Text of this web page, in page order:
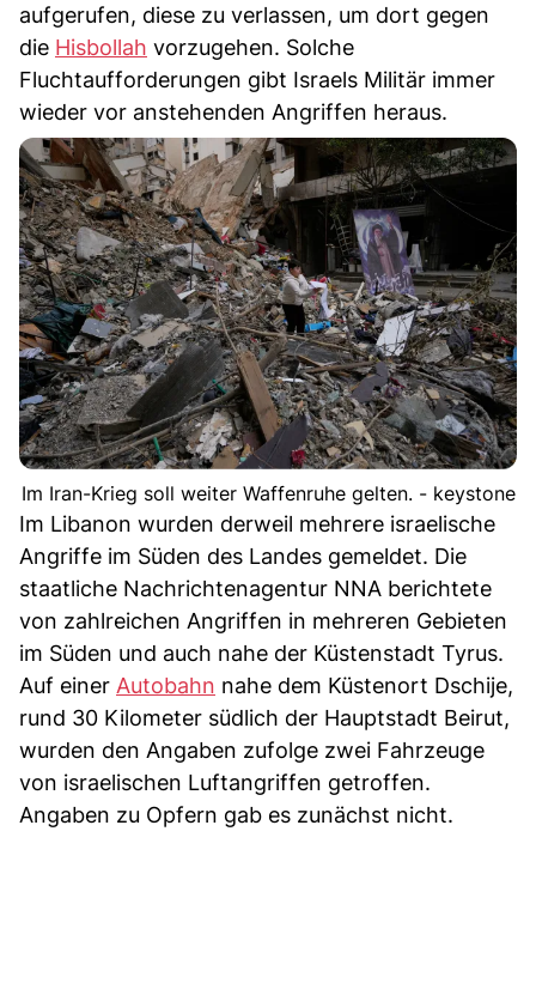
aufgerufen, diese zu verlassen, um dort gegen
die Hisbollah vorzugehen. Solche
Fluchtaufforderungen gibt Israels Militär immer
wieder vor anstehenden Angriffen heraus.
Im Iran-Krieg soll weiter Waffenruhe gelten. - keystone
Im Libanon wurden derweil mehrere israelische
Angriffe im Süden des Landes gemeldet. Die
staatliche Nachrichtenagentur NNA berichtete
von zahlreichen Angriffen in mehreren Gebieten
im Süden und auch nahe der Küstenstadt Tyrus.
Auf einer Autobahn nahe dem Küstenort Dschije,
rund 30 Kilometer südlich der Hauptstadt Beirut,
wurden den Angaben zufolge zwei Fahrzeuge
von israelischen Luftangriffen getroffen.
Angaben zu Opfern gab es zunächst nicht.